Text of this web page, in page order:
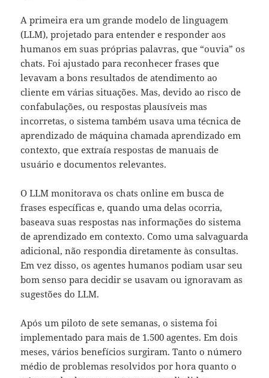
A primeira era um grande modelo de linguagem
(LLM), projetado para entender e responder aos
humanos em suas próprias palavras, que “ouvia” os
chats. Foi ajustado para reconhecer frases que
levavam a bons resultados de atendimento ao
cliente em várias situações. Mas, devido ao risco de
confabulações, ou respostas plausíveis mas
incorretas, o sistema também usava uma técnica de
aprendizado de máquina chamada aprendizado em
contexto, que extraía respostas de manuais de
usuário e documentos relevantes.
O LLM monitorava os chats online em busca de
frases específicas e, quando uma delas ocorria,
baseava suas respostas nas informações do sistema
de aprendizado em contexto. Como uma salvaguarda
adicional, não respondia diretamente às consultas.
Em vez disso, os agentes humanos podiam usar seu
bom senso para decidir se usavam ou ignoravam as
sugestões do LLM.
Após um piloto de sete semanas, o sistema foi
implementado para mais de 1.500 agentes. Em dois
meses, vários benefícios surgiram. Tanto o número
médio de problemas resolvidos por hora quanto o